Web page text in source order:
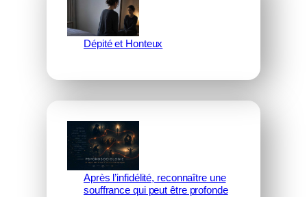
Dépité et Honteux
Après l’infidélité, reconnaître une
souffrance qui peut être profonde